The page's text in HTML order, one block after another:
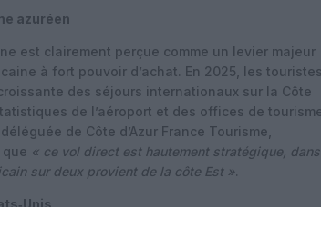
azuréen
est clairement perçue comme un levier majeur
à fort pouvoir d’achat. En 2025, les touristes
des séjours internationaux sur la Côte
de l’aéroport et des offices de
de Côte d’Azur France Tourisme,
que « ce vol direct est hautement stratégique, dans
sur deux provient de la côte Est ».